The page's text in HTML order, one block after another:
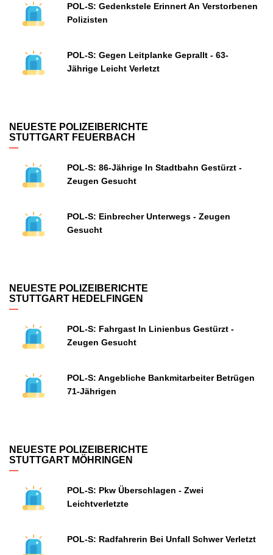
POL-S: Gedenkstele Erinnert An Verstorbenen
Polizisten
POL-S: Gegen Leitplanke Geprallt - 63-
Jährige Leicht Verletzt
NEUESTE POLIZEIBERICHTE
STUTTGART FEUERBACH
POL-S: 86-Jährige In Stadtbahn Gestürzt -
Zeugen Gesucht
POL-S: Einbrecher Unterwegs - Zeugen
Gesucht
NEUESTE POLIZEIBERICHTE
STUTTGART HEDELFINGEN
POL-S: Fahrgast In Linienbus Gestürzt -
Zeugen Gesucht
POL-S: Angebliche Bankmitarbeiter Betrügen
71-Jährigen
NEUESTE POLIZEIBERICHTE
STUTTGART MÖHRINGEN
POL-S: Pkw Überschlagen - Zwei
Leichtverletzte
POL-S: Radfahrerin Bei Unfall Schwer Verletzt